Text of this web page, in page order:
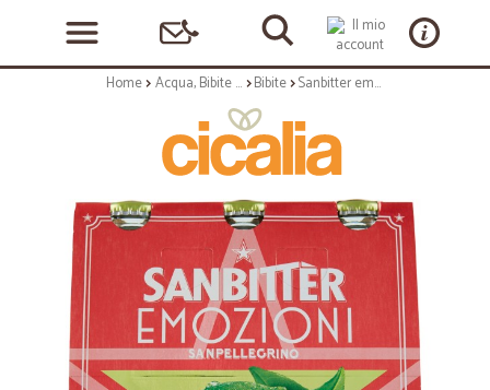
Home Acqua, Bibite e Alcolici Bibite Sanbitter emozioni lime cl.20 cluster x3